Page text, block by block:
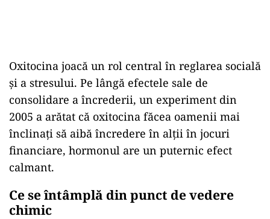
Oxitocina joacă un rol central în reglarea socială
și a stresului. Pe lângă efectele sale de
consolidare a încrederii, un experiment din
2005 a arătat că oxitocina făcea oamenii mai
înclinați să aibă încredere în alții în jocuri
financiare, hormonul are un puternic efect
calmant.
Ce se întâmplă din punct de vedere
chimic